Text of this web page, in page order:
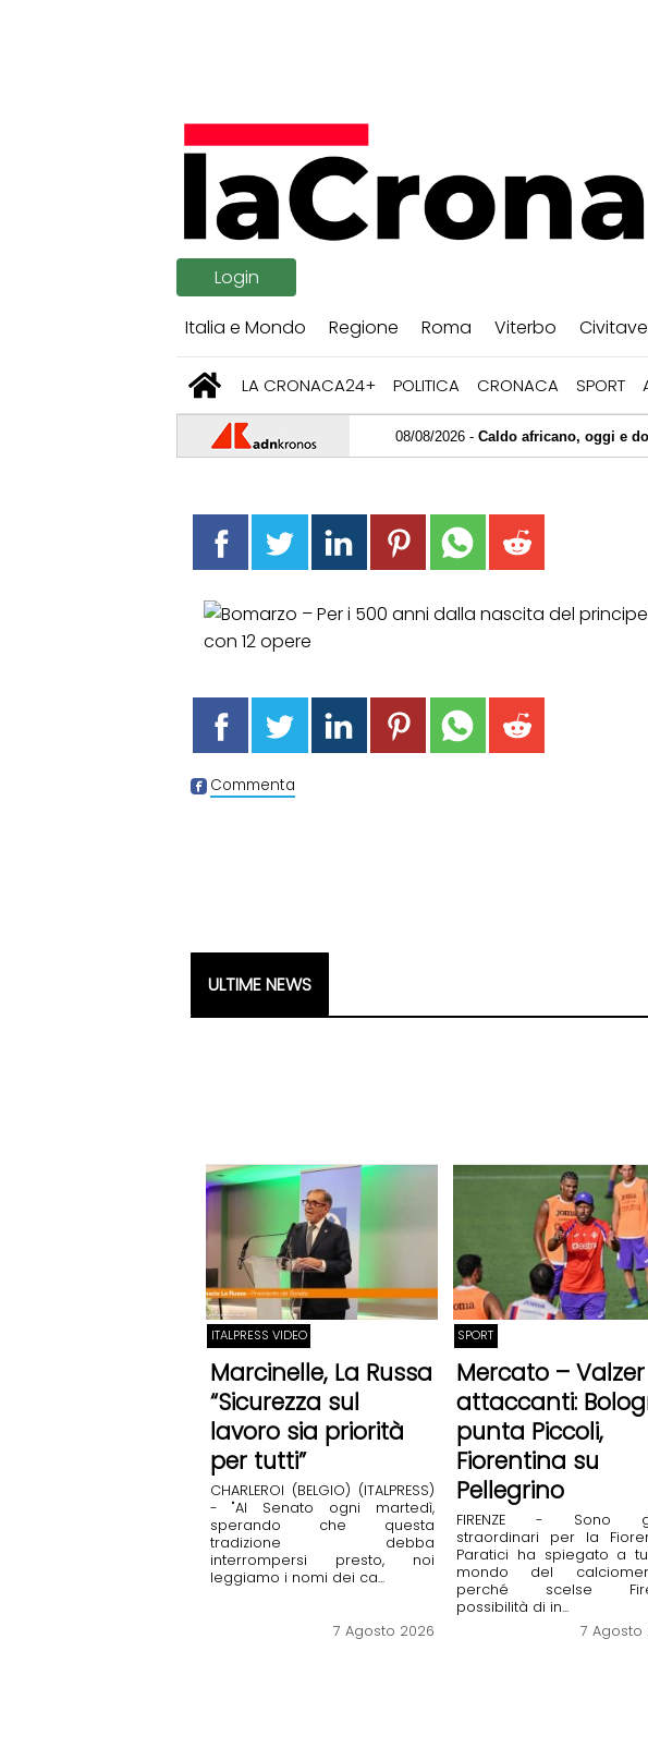
Login
Italia e Mondo
Regione Roma Viterbo
LA CRONACA24+ POLITICA CRONACA SPORT
Caldo africano, oggi e domani bollino
Commenta
ULTIME NEWS
ITALPRESS VIDEO
Marcinelle, La Russa
“Sicurezza sul
lavoro sia priorità
per tutti”
CHARLEROI (BELGIO) (ITALPRESS)
- "Al Senato ogni martedì,
sperando che questa
tradizione debba
interrompersi presto, noi
leggiamo i nomi dei ca...
7 Agosto 2026
SPORT
Mercato – Valzer
attaccanti:
punta Piccoli,
Fiorentina su
Pellegrino
FIRENZE - Sono
straordinari per la
Paratici ha spiegato a
mondo del
perché scelse
possibilità di in...
7 Agosto